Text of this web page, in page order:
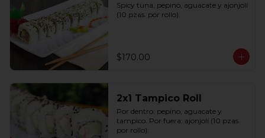
Spicy tuna, pepino, aguacate y ajonjolí
(10 pzas. por rollo).
$170.00
2x1 Tampico Roll
Por dentro: pepino, aguacate y
tampico. Por fuera: ajonjolí (10 pzas.
por rollo).